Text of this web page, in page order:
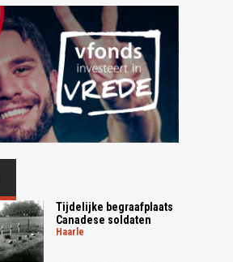
Tijdelijke begraafplaats
Canadese soldaten
haarle